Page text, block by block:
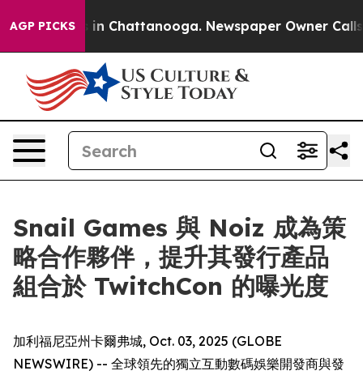
AGP PICKS
Chaos in Chattanooga. Newspaper Owner Calls
Snail Games 與 Noiz 成為策
略合作夥伴，提升其發行產品
組合於 TwitchCon 的曝光度
加利福尼亞州卡爾弗城, Oct. 03, 2025 (GLOBE
NEWSWIRE) -- 全球領先的獨立互動數碼娛樂開發商與發